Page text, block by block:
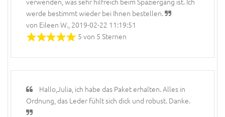
werde bestimmt wieder bei Ihnen bestellen.
von Eileen W., 2019-02-22 11:19:51
5 von 5 Sternen
Hallo,Julia, ich habe das Paket erhalten. Alles in
Ordnung, das Leder fühlt sich dick und robust. Danke.